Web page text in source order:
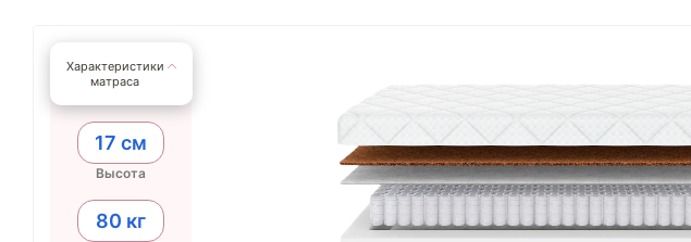
Характеристики
матраса
17 см
Высота
80 кг